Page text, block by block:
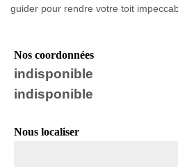
guider pour rendre votre toit
Nos coordonnées
indisponible
indisponible
Nous localiser